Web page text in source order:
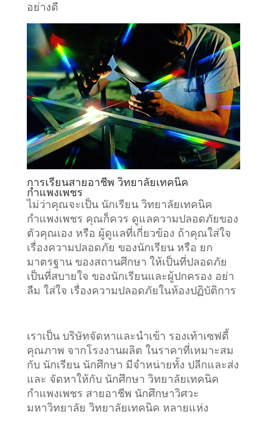
อย่างดี
การเรียนสายอาชีพ วิทยาลัยเทคนิค
กำแพงเพชร
ไม่ว่าคุณจะเป็น นักเรียน วิทยาลัยเทคนิค
กำแพงเพชร คุณก็ควร ดูแลความปลอดภัยของ
ตัวคุณเอง หรือ ผู้ดูแลที่เกี่ยวข้อง ถ้าคุณใส่ใจ
เรื่องความปลอดภัย ของนักเรียน หรือ ยก
มาตรฐาน ของสถานศึกษา ให้เป็นที่ปลอดภัย
เป็นที่สบายใจ ของนักเรียนและผู้ปกครอง อย่า
ลืม ใส่ใจ เรื่องความปลอดภัยในห้องปฏิบัติการ
เราเป็น บริษัทจัดหาและนำเข้า รองเท้าเซฟตี้
คุณภาพ จากโรงงานผลิต ในราคาที่เหมาะสม
กับ นักเรียน นักศึกษา มีจำหน่ายทั้ง ปลีกและส่ง
และ จัดหาให้กับ นักศึกษา วิทยาลัยเทคนิค
กำแพงเพชร สายอาชีพ นักศึกษาวิศวะ
มหาวิทยาลัย วิทยาลัยเทคนิค หลายแห่ง